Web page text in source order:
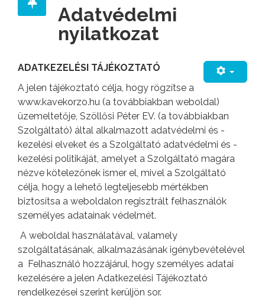
Adatvédelmi
nyilatkozat
ADATKEZELÉSI TÁJÉKOZTATÓ
A jelen tájékoztató célja, hogy rögzítse a
www.kavekorzo.hu (a továbbiakban weboldal)
üzemeltetője, Szöllősi Péter EV. (a továbbiakban
Szolgáltató) által alkalmazott adatvédelmi és -
kezelési elveket és a Szolgáltató adatvédelmi és -
kezelési politikáját, amelyet a Szolgáltató magára
nézve kötelezőnek ismer el, mivel a Szolgáltató
célja, hogy a lehető legteljesebb mértékben
biztosítsa a weboldalon regisztrált felhasználók
személyes adatainak védelmét.
A weboldal használatával, valamely
szolgáltatásának, alkalmazásának igénybevételével
a Felhasználó hozzájárul, hogy személyes adatai
kezelésére a jelen Adatkezelési Tájékoztató
rendelkezései szerint kerüljön sor.